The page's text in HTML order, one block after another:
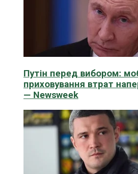
Путін перед вибором:
приховування втрат
— Newsweek